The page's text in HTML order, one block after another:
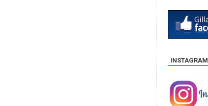
INSTAGRAM